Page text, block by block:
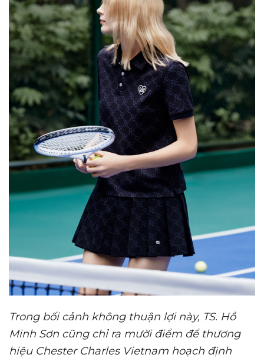
Trong bối cảnh không thuận lợi này, TS. Hồ
Minh Sơn cũng chỉ ra mười điểm đểthương
hiệu Chester Charles Vietnam hoạch định